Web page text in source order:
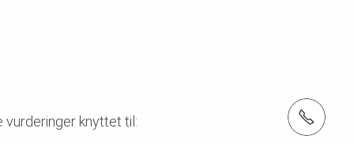
vurderinger knyttet til: